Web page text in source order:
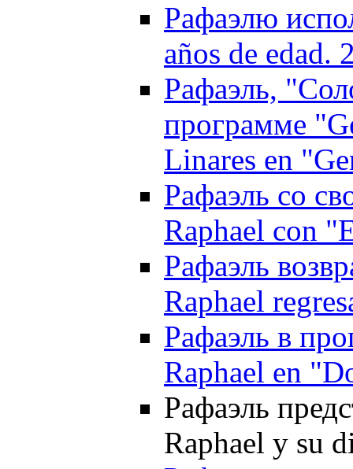
Рафаэлю
años de edad.
Рафаэль,
программе
Linares en
Рафаэль со
Raphael con
Рафаэль
Raphael
Рафаэль в
Raphael en
Рафаэль
Raphael y su